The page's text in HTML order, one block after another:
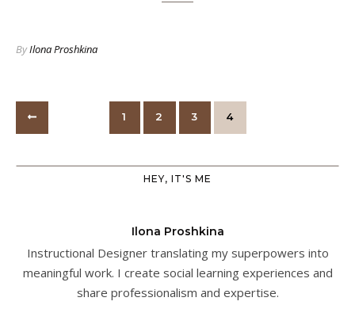
ByIlona Proshkina
1 2 3 4
HEY, IT'S ME
Ilona Proshkina
Instructional Designer translating my superpowers into
meaningful work. I create social learning experiences and
share professionalism and expertise.